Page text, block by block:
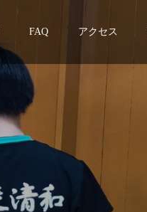
FAQ アクセス